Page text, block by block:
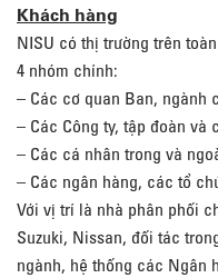
Khách hàng
NISU có thị trường trên
4 nhóm chính:
– Các cơ quan Ban, ngành
– Các Công ty, tập đoàn
– Các cá nhân trong và
– Các ngân hàng, các tổ
Với vị trí là nhà phân phối
Suzuki, Nissan, đối tác
ngành, hệ thống các Ngân